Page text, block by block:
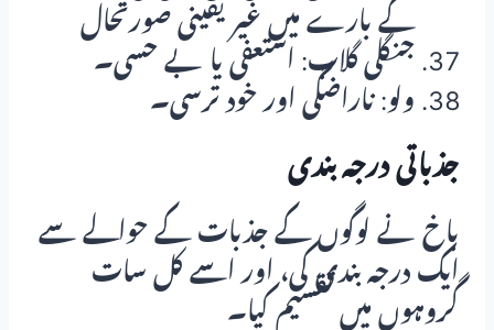
کے بارے میں غیر یقینی صورتحال
جنگلی گلاب: استعفی یا بے حسی۔
ولو: ناراضگی اور خود ترسی۔
جذباتی درجہ بندی
باخ نے لوگوں کے جذبات کے حوالے سے
ایک درجہ بندی کی، اور اسے کل سات
گروہوں میں تقسیم کیا۔